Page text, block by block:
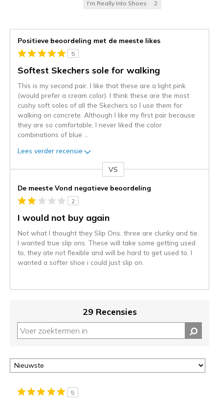
I'm Really Into Shoes 2
Positieve beoordeling met de meeste likes
5
Softest Skechers sole for walking
This is my second pair. I like that these are a light pink
(would prefer a cream color). I think these are the most
cushy soft soles of all the Skechers so I use them for
walking on concrete. Although I like my first pair because
they are so comfortable, I never liked the color
combinations of blue
Lees verder recensie
content
wordt
momenteel
gemigreerd
de
niejee
page_id.
de
migratie
controleren
deze
page
door
VS
De meeste Vond negatieve beoordeling
2
I would not buy again
Not what I thought they Slip Ons, three are clunky and tie.
I wanted true slip ons. These will take some getting used
to, they ate not flexible and will be hard to get used to. I
wanted a softer shoe i could just slip on.
29 Recensies
5